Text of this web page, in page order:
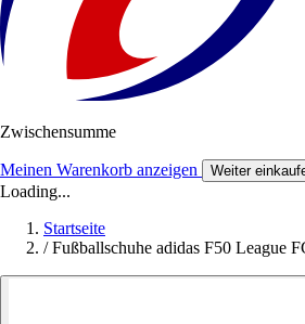
Zwischensumme
Meinen Warenkorb anzeigen Weiter
Loading...
Startseite
/ Fußballschuhe adidas F50 League